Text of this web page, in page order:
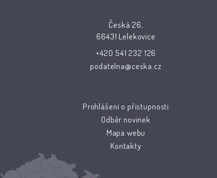
Česká 26,
66431 Lelekovice
+420 541 232 126
podatelna@ceska.cz
Prohlášení o přístupnosti
Odběr novinek
Mapa webu
Kontakty